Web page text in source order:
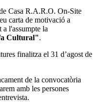
Casa R.A.R.O. On-Site
carta de motivació a
l'assumpte la
Cultural".
finalitza el 31 d’agost de
de la convocatòria
amb les persones